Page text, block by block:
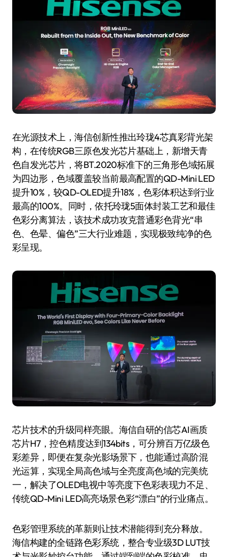
在光源技术上，海信创新性推出玲珑4芯真彩背光架
构，在传统RGB三原色发光芯片基础上，新增天青
色自发光芯片，将BT.2020标准下的三角形色域拓展
为四边形，色域覆盖较当前最高配置的QD-Mini LED
提升10%，较QD-OLED提升18%，色彩体积达到行业
最高的100%。同时，依托玲珑5面体封装工艺和最佳
色彩分离算法，该技术成功攻克普通彩色背光“串
色、色晕、偏色”三大行业难题，实现极致纯净的色
彩呈现。
芯片技术的升级同样亮眼。海信自研的信芯AI画质
芯片H7，控色精度达到134bits，可分辨百万亿级色
彩差异，即便在复杂光影场景下，也能通过高阶混
光运算，实现全局高色域与全亮度高色域的完美统
一，解决了OLED电视中等亮度下色彩表现力不足、
传统QD-Mini LED高亮场景色彩“漂白”的行业痛点。
色彩管理系统的革新则让技术潜能得到充分释放。
海信构建的全链路色彩系统，整合专业级3D LUT技